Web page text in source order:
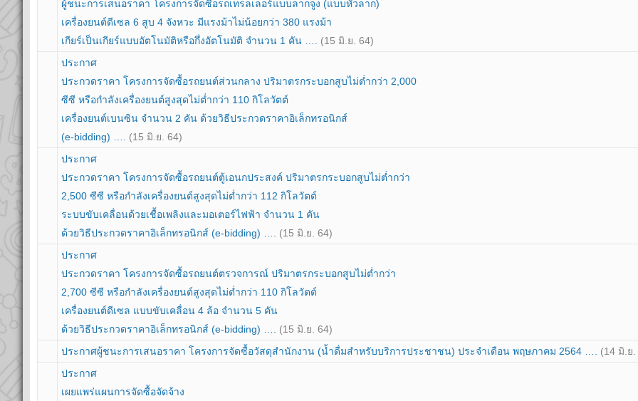
ผู้ชนะการเสนอราคา โครงการจัดซื้อรถเทรลเลอร์แบบลากจูง (แบบหัวลาก)
เครื่องยนต์ดีเซล 6 สูบ 4 จังหวะ มีแรงม้าไม่น้อยกว่า 380 แรงม้า
เกียร์เป็นเกียร์แบบอัตโนมัติหรือกึ่งอัตโนมัติ จำนวน 1 คัน …. (15 มิ.ย. 64)
ประกาศ
ประกวดราคา โครงการจัดซื้อรถยนต์ส่วนกลาง ปริมาตรกระบอกสูบไม่ต่ำกว่า 2,000
ซีซี หรือกำลังเครื่องยนต์สูงสุดไม่ต่ำกว่า 110 กิโลวัตต์
เครื่องยนต์เบนซิน จำนวน 2 คัน ด้วยวิธีประกวดราคาอิเล็กทรอนิกส์
(e-bidding) …. (15 มิ.ย. 64)
ประกาศ
ประกวดราคา โครงการจัดซื้อรถยนต์ตู้เอนกประสงค์ ปริมาตรกระบอกสูบไม่ต่ำกว่า
2,500 ซีซี หรือกำลังเครื่องยนต์สูงสุดไม่ต่ำกว่า 112 กิโลวัตต์
ระบบขับเคลื่อนด้วยเชื้อเพลิงและมอเตอร์ไฟฟ้า จำนวน 1 คัน
ด้วยวิธีประกวดราคาอิเล็กทรอนิกส์ (e-bidding) …. (15 มิ.ย. 64)
ประกาศ
ประกวดราคา โครงการจัดซื้อรถยนต์ตรวจการณ์ ปริมาตรกระบอกสูบไม่ต่ำกว่า
2,700 ซีซี หรือกำลังเครื่องยนต์สูงสุดไม่ต่ำกว่า 110 กิโลวัตต์
เครื่องยนต์ดีเซล แบบขับเคลื่อน 4 ล้อ จำนวน 5 คัน
ด้วยวิธีประกวดราคาอิเล็กทรอนิกส์ (e-bidding) …. (15 มิ.ย. 64)
ประกาศผู้ชนะการเสนอราคา โครงการจัดซื้อวัสดุสำนักงาน (น้ำดื่มสำหรับบริการประชาชน) ประจำเดือน พฤษภาคม 2564 …. (14 มิ.ย.
ประกาศ
เผยแพร่แผนการจัดซื้อจัดจ้าง